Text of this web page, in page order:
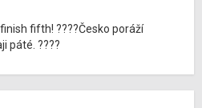
fifth! ????Česko poráží
páté. ????